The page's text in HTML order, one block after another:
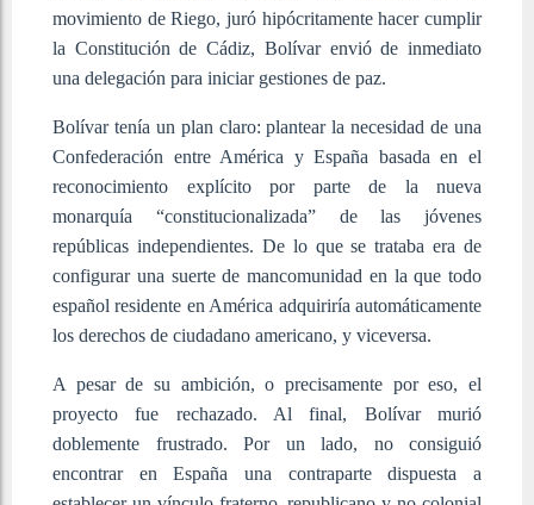
movimiento de Riego, juró hipócritamente hacer cumplir
la Constitución de Cádiz, Bolívar envió de inmediato
una delegación para iniciar gestiones de paz.
Bolívar tenía un plan claro: plantear la necesidad de una
Confederación entre América y España basada en el
reconocimiento explícito por parte de la nueva
monarquía “constitucionalizada” de las jóvenes
repúblicas independientes. De lo que se trataba era de
configurar una suerte de mancomunidad en la que todo
español residente en América adquiriría automáticamente
los derechos de ciudadano americano, y viceversa.
A pesar de su ambición, o precisamente por eso, el
proyecto fue rechazado. Al final, Bolívar murió
doblemente frustrado. Por un lado, no consiguió
encontrar en España una contraparte dispuesta a